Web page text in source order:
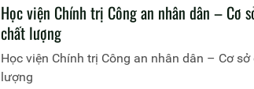
Học viện Chính trị Công an nhân dân – Cơ
chất lượng
Học viện Chính trị Công an nhân dân – Cơ
lượng